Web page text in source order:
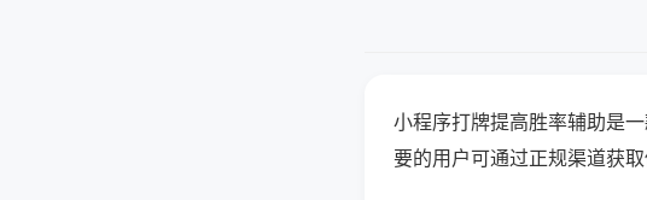
小程序打牌提高胜率辅助是
要的用户可通过正规渠道获取